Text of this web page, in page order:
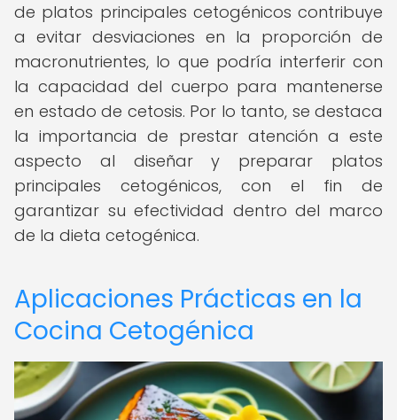
de platos principales cetogénicos contribuye
a evitar desviaciones en la proporción de
macronutrientes, lo que podría interferir con
la capacidad del cuerpo para mantenerse
en estado de cetosis. Por lo tanto, se destaca
la importancia de prestar atención a este
aspecto al diseñar y preparar platos
principales cetogénicos, con el fin de
garantizar su efectividad dentro del marco
de la dieta cetogénica.
Aplicaciones Prácticas en la
Cocina Cetogénica